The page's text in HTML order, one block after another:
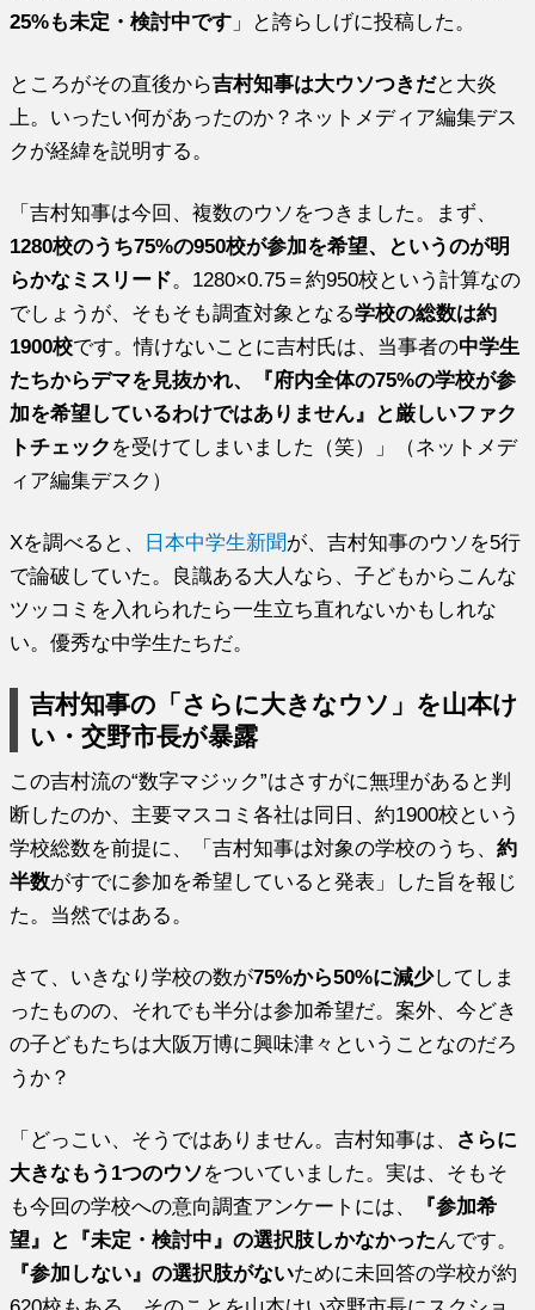
25%も未定・検討中です 」と誇らしげに投稿した。
ところがその直後から吉村知事は大ウソつきだと大炎
上。いったい何があったのか？ネットメディア編集デス
クが経緯を説明する。
「吉村知事は今回、複数のウソをつきました。まず、
1280校のうち75%の950校が参加を希望、というのが明
らかなミスリード。1280×0.75＝約950校という計算なの
でしょうが、そもそも調査対象となる学校の総数は約
1900校です。情けないことに吉村氏は、当事者の中学生
たちからデマを見抜かれ、『府内全体の75%の学校が参
加を希望しているわけではありません』と厳しいファク
トチェック を受けてしまいました（笑）」（ネットメデ
ィア編集デスク）
Xを調べると、 日本中学生新聞が、吉村知事のウソを5行
で論破していた。良識ある大人なら、子どもからこんな
ツッコミを入れられたら一生立ち直れないかもしれな
い。優秀な中学生たちだ。
吉村知事の「さらに大きなウソ」を山本け
い・交野市長が暴露
この吉村流の“数字マジック”はさすがに無理があると判
断したのか、主要マスコミ各社は同日、約1900校という
学校総数を前提に、「吉村知事は対象の学校のうち、約
半数がすでに参加を希望していると発表」した旨を報じ
た。当然ではある。
さて、いきなり学校の数が75%から50%に減少してしま
ったものの、それでも半分は参加希望だ。案外、今どき
の子どもたちは大阪万博に興味津々ということなのだろ
うか？
「どっこい、そうではありません。吉村知事は、 さらに
大きなもう1つのウソをついていました。実は、そもそ
も今回の学校への意向調査アンケートには、
『参加希
望』と『未定・検討中』の選択肢しかなかったんです。
『参加しない』の選択肢がないために未回答の学校が約